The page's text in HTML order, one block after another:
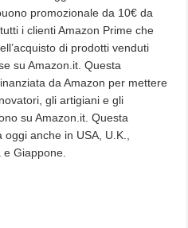
promozionale da 10€ da
i clienti Amazon Prime che
di prodotti venduti
su Amazon.it. Questa
da Amazon per mettere
gli artigiani e gli
su Amazon.it. Questa
anche in USA, U.K.,
Giappone.